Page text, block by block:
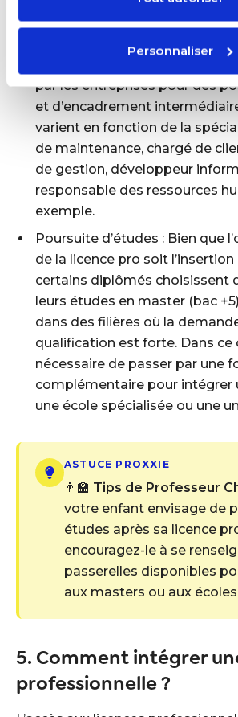
Personnaliser
Débouchés professionnels :
par les entreprises pour des
et d’encadrement
varient en fonction de la
de maintenance, chargé de
de gestion, développeur
responsable des ressources
exemple.
Poursuite d’études : Bien que
de la licence pro soit
certains diplômés choisissent
leurs études en master (bac
dans des filières où la
qualification est forte. Dans ce
nécessaire de passer par une
complémentaire pour intégrer
une école spécialisée ou une
ASTUCE PROXXIE
👨‍🏫 Tips de Professeur
votre enfant envisage de
études après sa licence
encouragez-le à se
passerelles disponibles
aux masters ou aux
5. Comment intégrer
professionnelle ?